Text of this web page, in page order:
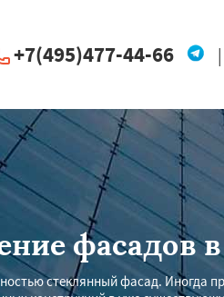
+7(495)477-44-66 |
фасадов
стеклянный фасад. Иногда